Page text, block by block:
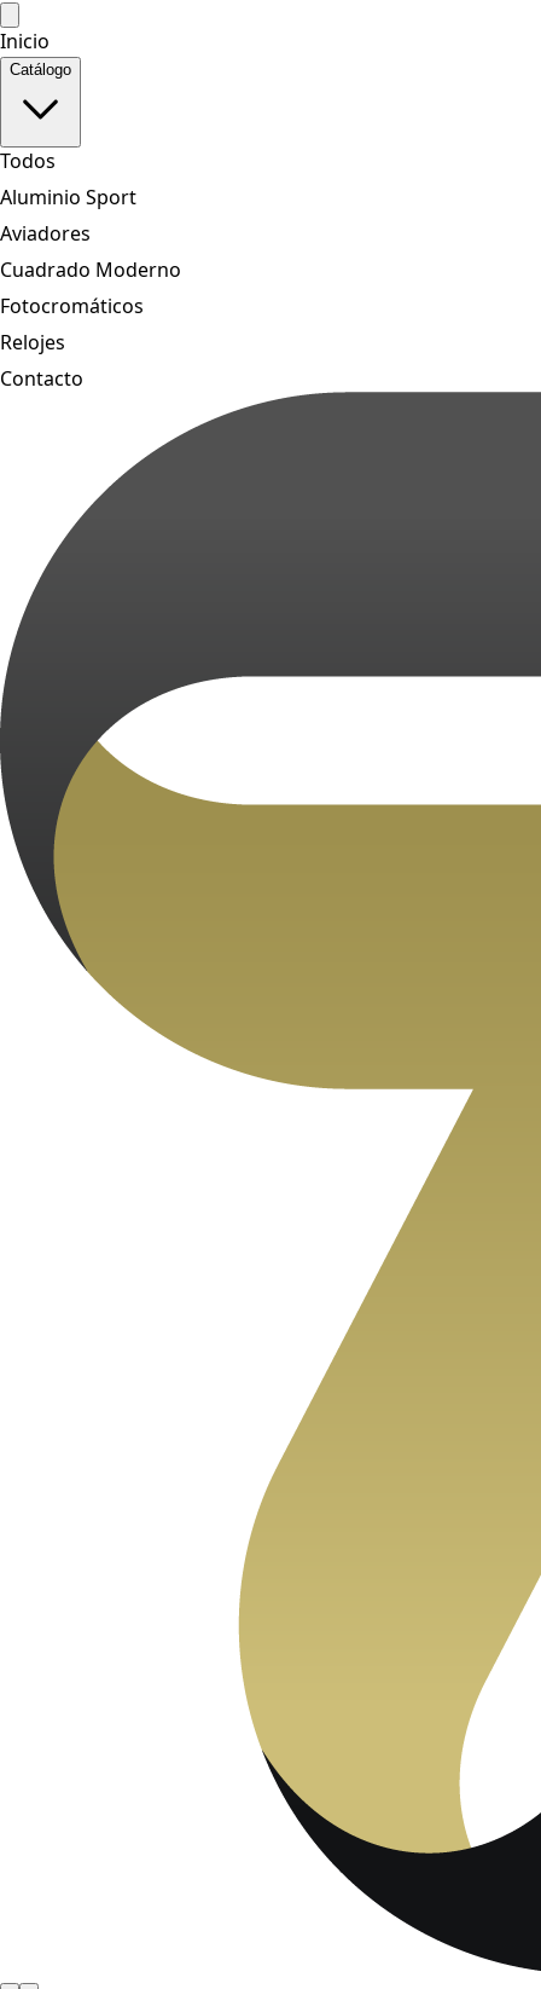
Inicio
Catálogo
Todos
Aluminio Sport
Aviadores
Cuadrado Moderno
Fotocromáticos
Relojes
Contacto